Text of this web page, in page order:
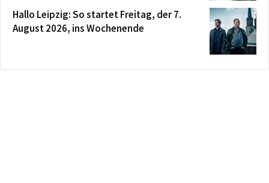
Hallo Leipzig: So startet Freitag, der 7.
August 2026, ins Wochenende